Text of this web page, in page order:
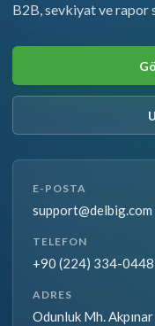
B2B, sevkiyat ve rapor
E-POSTA
support@delbig.com
TELEFON
+90 (224) 334-0448
ADRES
Odunluk Mh.